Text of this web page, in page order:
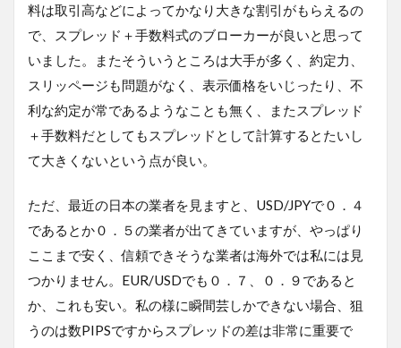
料は取引高などによってかなり大きな割引がもらえるの
で、スプレッド＋手数料式のブローカーが良いと思って
いました。またそういうところは大手が多く、約定力、
スリッページも問題がなく、表示価格をいじったり、不
利な約定が常であるようなことも無く、またスプレッド
＋手数料だとしてもスプレッドとして計算するとたいし
て大きくないという点が良い。
ただ、最近の日本の業者を見ますと、USD/JPYで０．４
であるとか０．５の業者が出てきていますが、やっぱり
ここまで安く、信頼できそうな業者は海外では私には見
つかりません。EUR/USDでも０．７、０．９であると
か、これも安い。私の様に瞬間芸しかできない場合、狙
うのは数PIPSですからスプレッドの差は非常に重要で